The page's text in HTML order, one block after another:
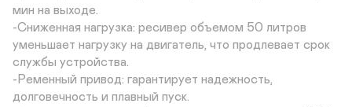
мин на выходе.
-Сниженная нагрузка: ресивер объемом 50 литров
уменьшает нагрузку на двигатель, что продлевает срок
службы устройства.
-Ременный привод: гарантирует надежность,
долговечность и плавный пуск.